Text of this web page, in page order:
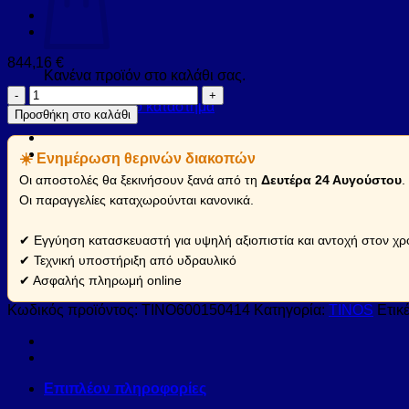
Κανένα προϊόν στο καλάθι σας.
Επιστροφή στο κατάστημα
844,16 €
Καμπίνα
από
τοίχο
σε
τοίχο
με
κρύσταλλο
600
Gold
KARAG
150x200cm
(σταθερό
36cm)
(TINO600150414)
ποσότητα
Προσθήκη στο καλάθι
☀️ Ενημέρωση θερινών διακοπών
Οι αποστολές θα ξεκινήσουν ξανά από τη Δευτέρα 24 Αυγούστου
Οι παραγγελίες καταχωρούνται κανονικά.
✔ Εγγύηση κατασκευαστή για υψηλή αξιοπιστία και αντοχή στον
✔ Τεχνική υποστήριξη από υδραυλικό
✔ Ασφαλής πληρωμή online
Κωδικός προϊόντος: TINO600150414 Κατηγορία: TINOS
Επιπλέον πληροφορίες